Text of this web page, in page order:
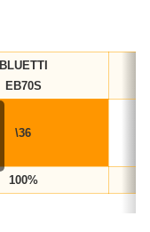
BLUETTI
EB70S
\36
100%